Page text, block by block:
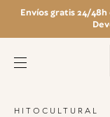
Envíos gratis 24/
HITOCULTURAL